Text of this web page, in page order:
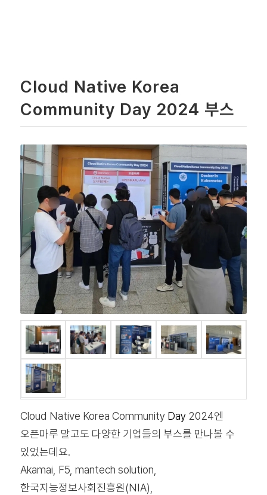
Cloud Native Korea
Community Day 2024 부스
Cloud Native Korea Community Day2024엔
오픈마루 말고도 다양한 기업들의 부스를 만나볼 수
있었는데요.
Akamai, F5, mantech solution,
한국지능정보사회진흥원(NIA),